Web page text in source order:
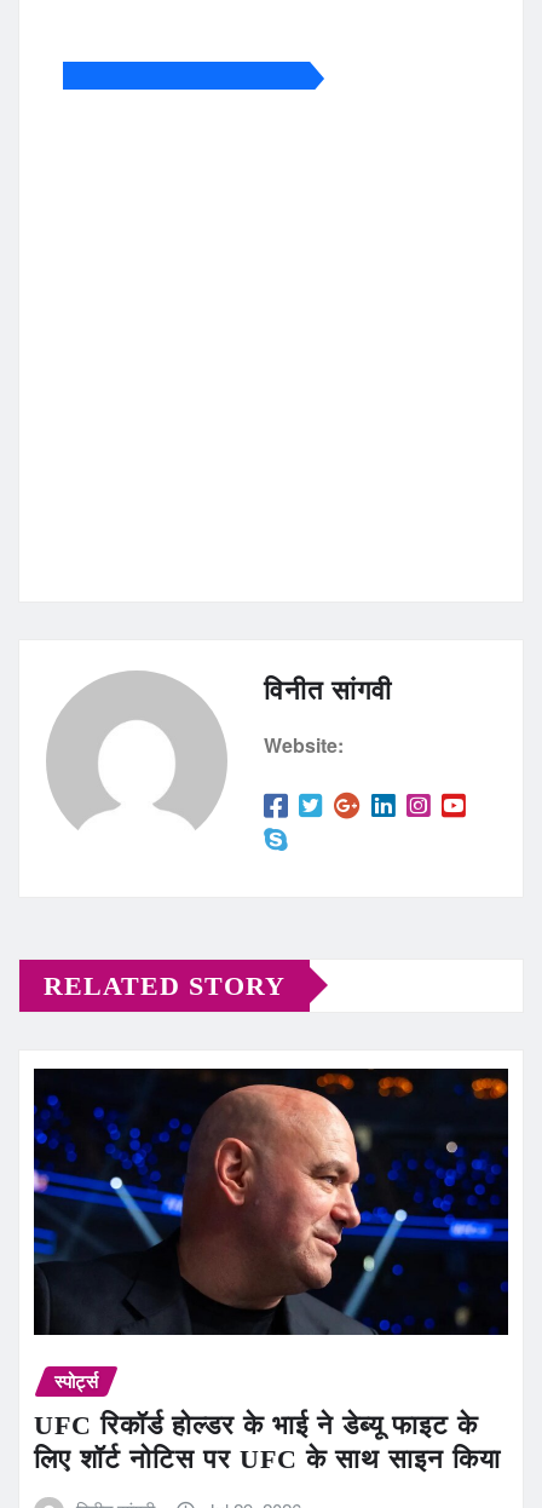
विनीत सांगवी
Website:
RELATED STORY
स्पोर्ट्स
UFC रिकॉर्ड होल्डर के भाई ने डेब्यू फाइट के
लिए शॉर्ट नोटिस पर UFC के साथ साइन किया